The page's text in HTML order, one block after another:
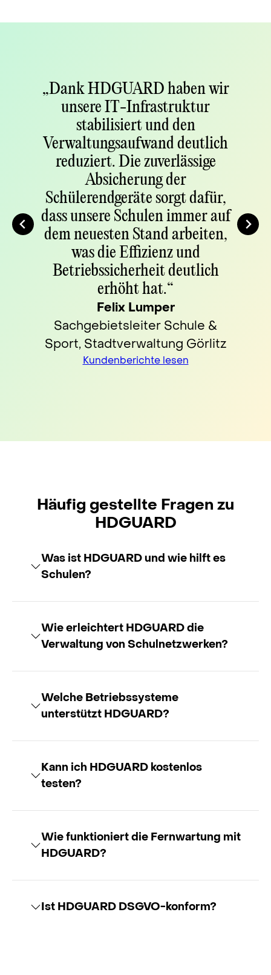
„Dank HDGUARD haben wir
unsere IT-Infrastruktur
stabilisiert und den
Verwaltungsaufwand deutlich
reduziert. Die zuverlässige
Absicherung der
Schülerendgeräte sorgt dafür,
dass unsere Schulen immer auf
dem neuesten Stand arbeiten,
was die Effizienz und
Betriebssicherheit deutlich
erhöht hat.“
Felix Lumper
Sachgebietsleiter Schule &
Sport, Stadtverwaltung Görlitz
Kundenberichte lesen
Häufig gestellte Fragen zu
HDGUARD
Was ist HDGUARD und wie hilft es
Schulen?
Wie erleichtert HDGUARD die
Verwaltung von Schulnetzwerken?
Welche Betriebssysteme
unterstützt HDGUARD?
Kann ich HDGUARD kostenlos
testen?
Wie funktioniert die Fernwartung mit
HDGUARD?
Ist HDGUARD DSGVO-konform?